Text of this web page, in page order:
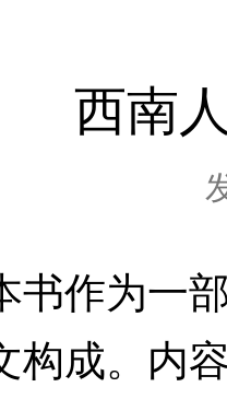
西南
作为一部
构成。内